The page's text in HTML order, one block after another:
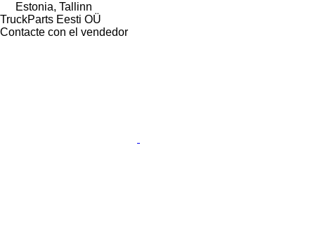
Estonia, Tallinn
TruckParts Eesti OÜ
Contacte con el vendedor